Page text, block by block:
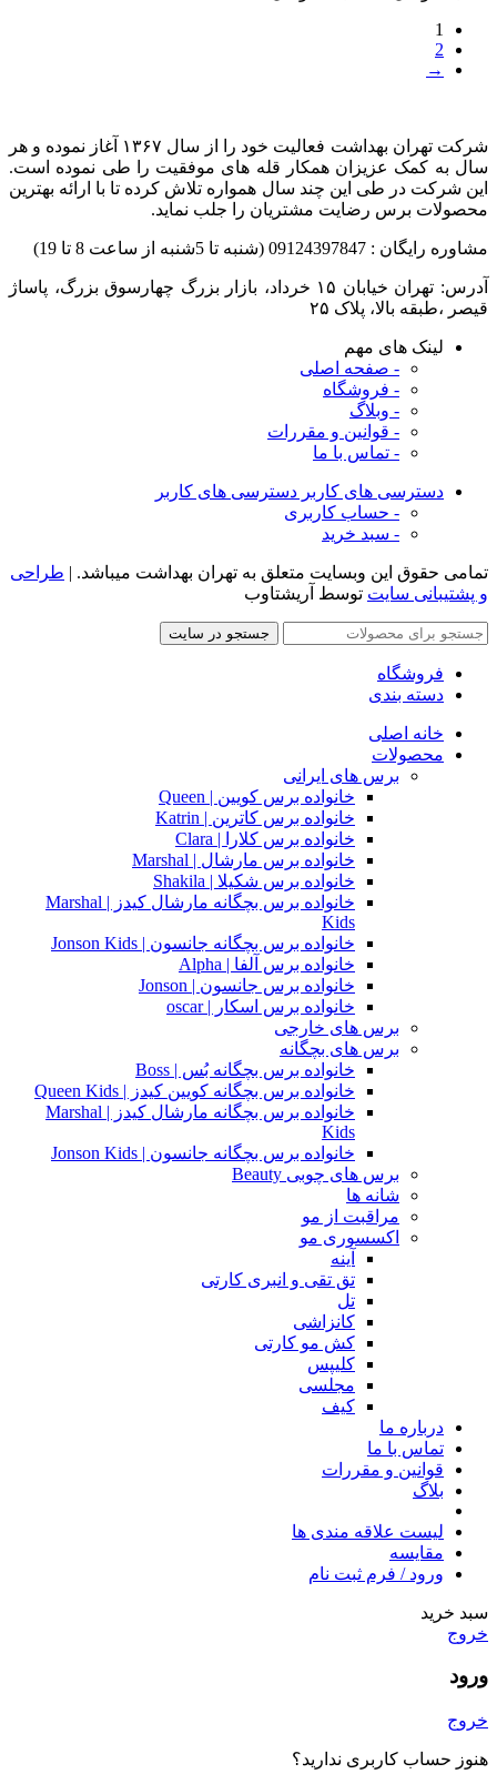
1
2
→
شرکت تهران بهداشت فعالیت خود را از سال ۱۳۶۷ آغاز نموده و هر
سال به کمک عزیزان همکار قله های موفقیت را طی نموده است.
این شرکت در طی این چند سال همواره تلاش کرده تا با ارائه بهترین
محصولات برس رضایت مشتریان را جلب نماید.
مشاوره رایگان : 09124397847 (شنبه تا 5شنبه از ساعت 8 تا 19)
قیصر ،طبقه بالا، پلاک ۲۵
لینک های مهم
- صفحه اصلی
- فروشگاه
- وبلاگ
- قوانین و مقررات
- تماس با ما
دسترسی های کاربر دسترسی های کاربر
- حساب کاربری
- سبد خرید
تمامی حقوق این وبسایت متعلق به تهران بهداشت میباشد. | طراحی
و پشتیبانی سایت توسط آریشتاوب
جستجو در سایت
فروشگاه
دسته بندی
خانه اصلی
محصولات
برس های ایرانی
خانواده برس کویین | Queen
خانواده برس کاترین | Katrin
خانواده برس کلارا | Clara
خانواده برس مارشال | Marshal
خانواده برس شکیلا | Shakila
خانواده برس بچگانه مارشال کیدز | Marshal
Kids
خانواده برس بچگانه جانسون | Jonson Kids
خانواده برس آلفا | Alpha
خانواده برس جانسون | Jonson
خانواده برس اسکار | oscar
برس های خارجی
برس های بچگانه
خانواده برس بچگانه بُس | Boss
خانواده برس بچگانه کویین کیدز | Queen Kids
خانواده برس بچگانه مارشال کیدز | Marshal
Kids
خانواده برس بچگانه جانسون | Jonson Kids
برس های چوبی Beauty
شانه ها
مراقبت از مو
اکسسوری مو
آینه
تق تقی و انبری کارتی
تل
کانزاشی
کش مو کارتی
کلیپس
مجلسی
کیف
درباره ما
تماس با ما
قوانین و مقررات
بلاگ
لیست علاقه مندی ها
مقایسه
ورود / فرم ثبت نام
سبد خرید
خروج
ورود
خروج
هنوز حساب کاربری ندارید؟